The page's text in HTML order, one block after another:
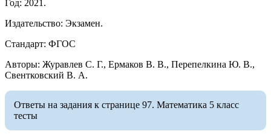
Год: 2021.
Издательство: Экзамен.
Стандарт: ФГОС
Авторы: Журавлев С. Г., Ермаков В. В., Перепелкина Ю. В.,
Свентковский В. А.
Ответы на задания к странице 97. Математика 5 класс
тесты